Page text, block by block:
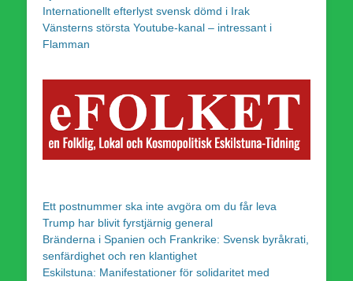
Internationellt efterlyst svensk dömd i Irak
Vänsterns största Youtube-kanal – intressant i
Flamman
Ett postnummer ska inte avgöra om du får leva
Trump har blivit fyrstjärnig general
Bränderna i Spanien och Frankrike: Svensk byråkrati,
senfärdighet och ren klantighet
Eskilstuna: Manifestationer för solidaritet med